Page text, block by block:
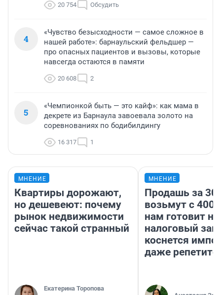
20 754 Обсудить
4
«Чувство безысходности — самое сложное в
нашей работе»: барнаульский фельдшер —
про опасных пациентов и вызовы, которые
навсегда остаются в памяти
20 608 2
5
«Чемпионкой быть — это кайф»: как мама в
декрете из Барнаула завоевала золото на
соревнованиях по бодибилдингу
16 317 1
МНЕНИЕ
Квартиры дорожают,
но дешевеют: почему
рынок недвижимости
сейчас такой странный
Екатерина Торопова
МНЕНИЕ
Продашь за
возьмут с
нам готовит
налоговый
коснется
даже